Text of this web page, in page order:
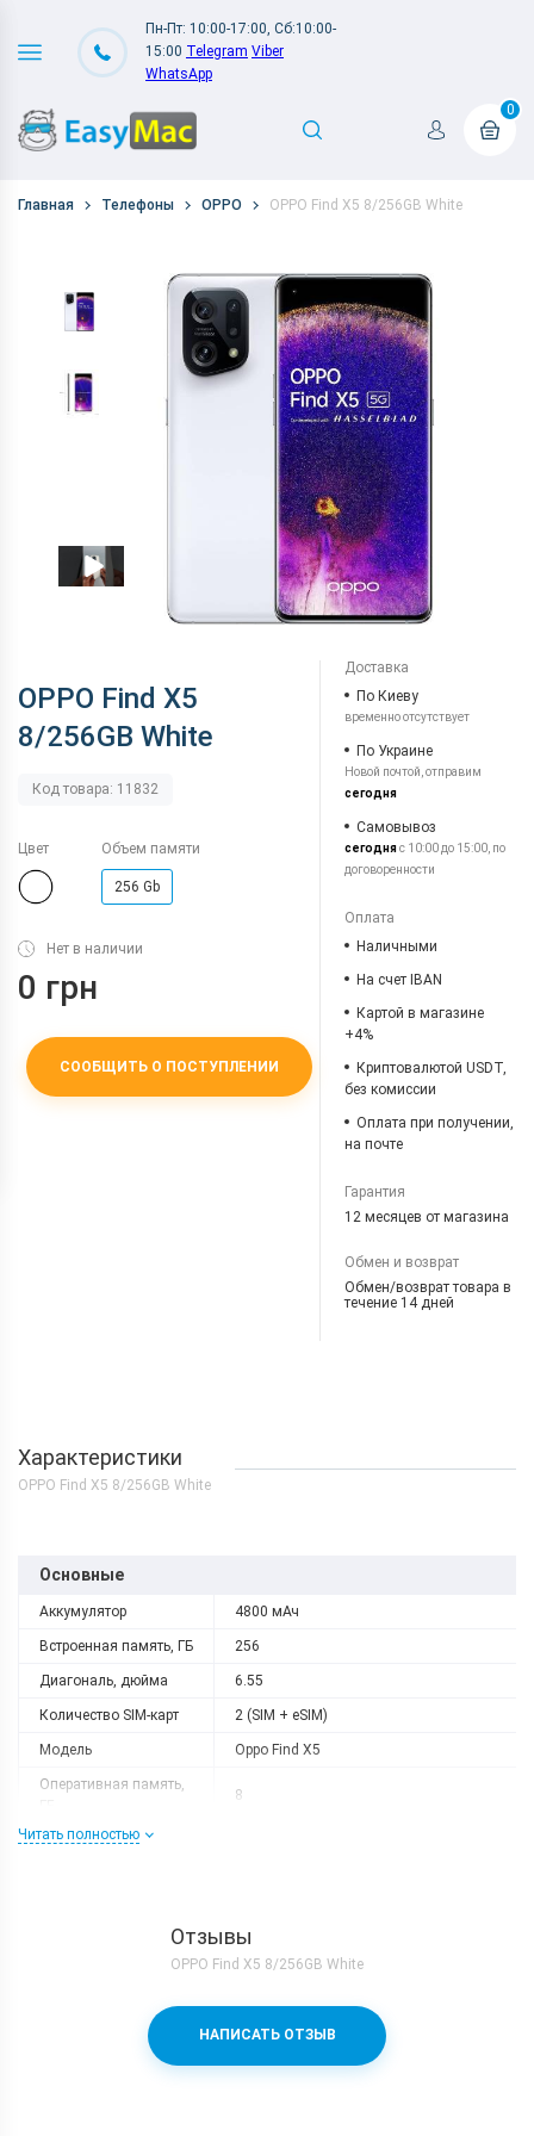
Пн-Пт: 10:00-17:00, Сб:10:00-
15:00 Telegram Viber
WhatsApp
0
Главная Телефоны OPPO OPPO Find X5 8/256GB White
OPPO Find X5
8/256GB White
Код товара: 11832
Цвет Объем памяти
256 Gb
Нет в наличии
0 грн
СООБЩИТЬ О ПОСТУПЛЕНИИ
Доставка
По Киеву
временно отсутствует
По Украине
Новой почтой, отправим
сегодня
Самовывоз
сегодняс 10:00 до 15:00, по
договоренности
Оплата
Наличными
На счет IBAN
Картой в магазине
+4%
Криптовалютой USDT,
без комиссии
Оплата при получении,
на почте
Гарантия
12 месяцев от магазина
Обмен и возврат
Обмен/возврат товара в
течение 14 дней
Характеристики
OPPO Find X5 8/256GB White
Основные
Аккумулятор 4800 мАч
Встроенная память, ГБ 256
Диагональ, дюйма 6.55
Количество SIM-карт 2 (SIM + eSIM)
Модель Oppo Find X5
Оперативная память,
8
Разрешение
8
660
1x2.84 + 3x2.42 + 4x1.78
Читать полностью
Отзывы
OPPO Find X5 8/256GB White
НАПИСАТЬ ОТЗЫВ